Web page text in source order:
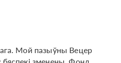
Мой пазыўны Вецер